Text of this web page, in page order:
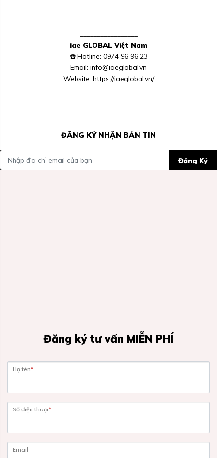
iae GLOBAL Việt Nam
☎️ Hotline: 0974 96 96 23
Email: info@iaeglobal.vn
Website: https://iaeglobal.vn/
ĐĂNG KÝ NHẬN BẢN TIN
Đăng Ký
Đăng ký tư vấn MIỄN PHÍ
Họ tên*
Số điện thoại*
Email